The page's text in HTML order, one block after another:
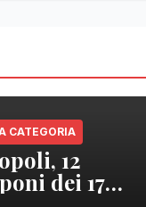
CATEGORIA
12
dei 17